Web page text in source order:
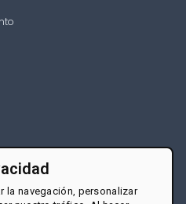
la navegación, personalizar